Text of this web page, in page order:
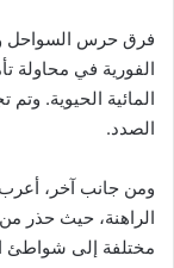
فرق حرس السواحل
الفورية في محاولة
المائية الحيوية.
الصدد.
ومن جانب آخر، أعرب
الراهنة، حيث حذر
مختلفة إلى شواطئ